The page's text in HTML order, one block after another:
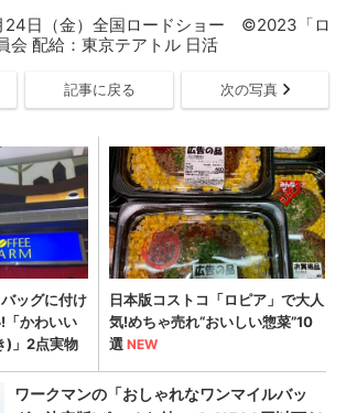
24日（金）全国ロードショー ©2023「ロ
会 配給：東京テアトル 日活
記事に戻る 次の写真